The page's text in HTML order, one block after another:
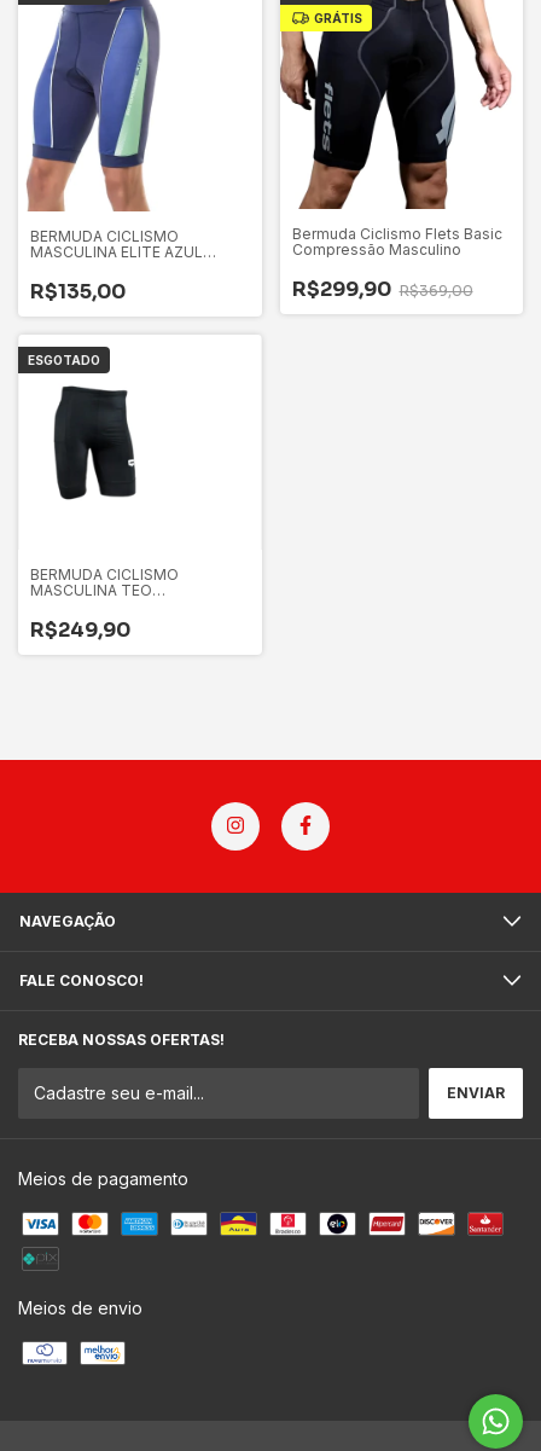
BERMUDA CICLISMO
MASCULINA ELITE AZUL
R$135,00
GRÁTIS
Bermuda Ciclismo Flets Basic
Compressão Masculino
R$299,90 R$369,00
ESGOTADO
BERMUDA CICLISMO
MASCULINA TEO
TAMANHO M
R$249,90
NAVEGAÇÃO
FALE CONOSCO!
RECEBA NOSSAS OFERTAS!
Meios de pagamento
Meios de envio